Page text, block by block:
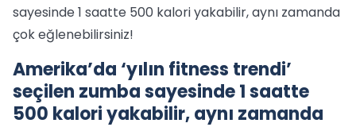
sayesinde 1 saatte 500 kalori yakabilir, aynı zamanda
çok eğlenebilirsiniz!
Amerika’da ‘yılın fitness trendi’
seçilen zumba sayesinde 1 saatte
500 kalori yakabilir, aynı zamanda